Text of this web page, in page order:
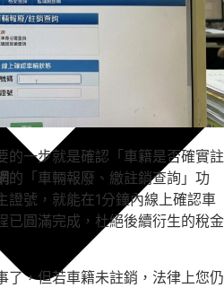
的一步就是確認「車籍是否確實註
的「車輛報廢、繳註銷查詢」功
證號，就能在1分鐘內線上確認車
已圓滿完成，杜絕後續衍生的稅金
了，但若車籍未註銷，法律上您仍